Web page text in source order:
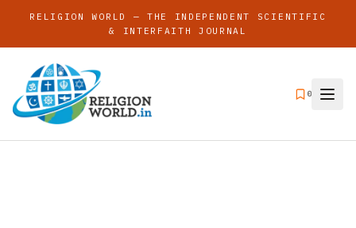
RELIGION WORLD — THE INDEPENDENT SCIENTIFIC
& INTERFAITH JOURNAL
0